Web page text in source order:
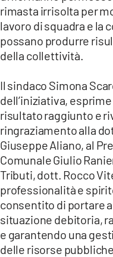
rimasta irrisolta per
lavoro di squadra e la
possano produrre
della collettività.
Il sindaco Simona
dell’iniziativa,
risultato raggiunto e
ringraziamento alla
Giuseppe Aliano, al
Comunale Giulio
Tributi, dott. Rocco
professionalità e
consentito di portare
situazione debitoria,
e garantendo una
delle risorse pubbliche.